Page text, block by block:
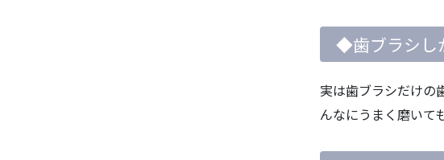
◆歯ブラシし
実は歯ブラシだけの
んなにうまく磨いて